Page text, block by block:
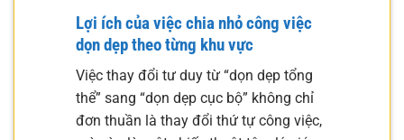
Lợi ích của việc chia nhỏ công việc
dọn dẹp theo từng khu vực
Việc thay đổi tư duy từ “dọn dẹp tổng
thể” sang “dọn dẹp cục bộ” không chỉ
đơn thuần là thay đổi thứ tự công việc,